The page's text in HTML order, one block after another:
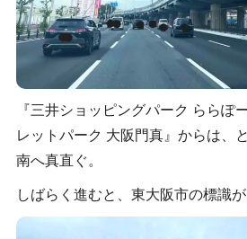
『三井ショッピングパーク ららぽ
レットパーク 大阪門真』からは、
南へ真直ぐ。
しばらく進むと、東大阪市の標識が